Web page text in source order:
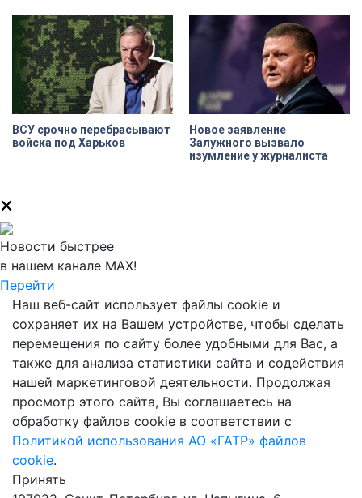
ВСУ срочно перебрасывают
войска под Харьков
Новое заявление
Залужного вызвало
изумление у журналиста
Новости быстрее
в нашем канале MAX!
Перейти
Наш веб-сайт использует файлы cookie и
сохраняет их на Вашем устройстве, чтобы сделать
перемещения по сайту более удобными для Вас, а
также для анализа статистики сайта и содействия
нашей маркетинговой деятельности. Продолжая
просмотр этого сайта, Вы соглашаетесь на
обработку файлов cookie в соответствии с
Политикой использования АО «ГАТР» файлов
cookie.
Принять